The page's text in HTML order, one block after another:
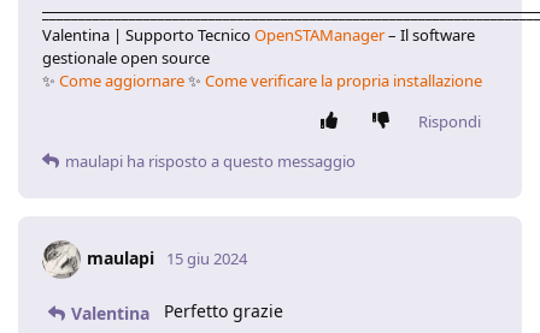
Valentina | Supporto TecnicoOpenSTAManager– Il software
gestionale open source
✨ Come aggiornare✨ Come verificare la propria installazione
Rispondi
maulapi ha risposto a questo messaggio
maulapi 15 giu 2024
Valentina Perfetto grazie